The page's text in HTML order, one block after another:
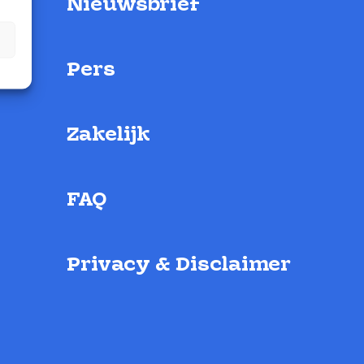
Nieuwsbrief
Pers
Zakelijk
FAQ
Privacy & Disclaimer